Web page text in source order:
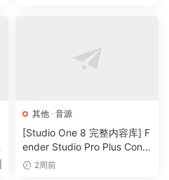
其他 · 音源
[Studio One 8 完整内容库] F
ender Studio Pro Plus Conte
nt 2026-R2R（166GB）
2周前